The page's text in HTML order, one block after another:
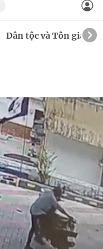
Dân tộc và Tôn giáo